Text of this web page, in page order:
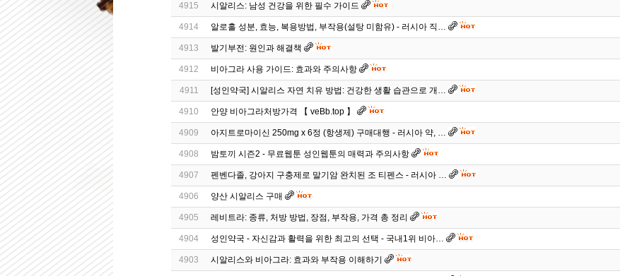
4915 시알리스: 남성 건강을 위한 필수 가이드
4914 알로홀 성분, 효능, 복용방법, 부작용(설탕 미함유) - 러시아 직…
4913 발기부전: 원인과 해결책
4912 비아그라 사용 가이드: 효과와 주의사항
4911 [성인약국] 시알리스 자연 치유 방법: 건강한 생활 습관으로 개…
4910 안양 비아그라처방가격 【 veBb.top 】
4909 아지트로마이신 250mg x 6정 (항생제) 구매대행 - 러시아 약, …
4908 밤토끼 시즌2 - 무료웹툰 성인웹툰의 매력과 주의사항
4907 펜벤다졸, 강아지 구충제로 말기암 완치된 조 티펜스 - 러시아 …
4906 양산 시알리스 구매
4905 레비트라: 종류, 처방 방법, 장점, 부작용, 가격 총 정리
4904 성인약국 - 자신감과 활력을 위한 최고의 선택 - 국내1위 비아…
4903 시알리스와 비아그라: 효과와 부작용 이해하기